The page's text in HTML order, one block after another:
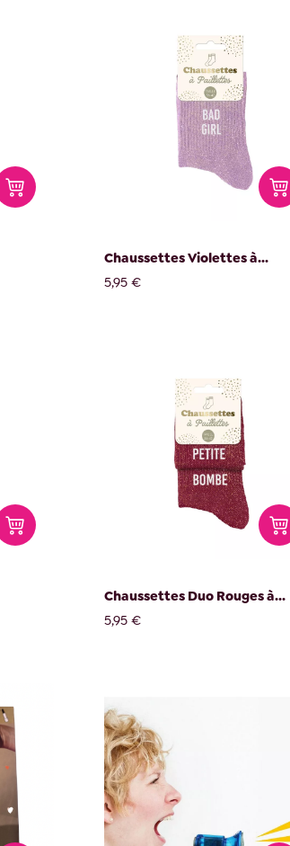
Chaussettes Violettes à...
5,95 €
Chaussettes Duo Rouges à...
5,95 €